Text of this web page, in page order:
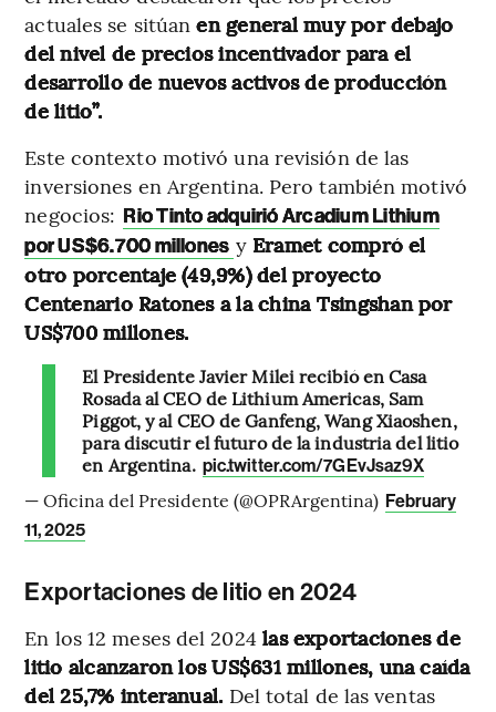
actuales se sitúan en general muy por debajo
del nivel de precios incentivador para el
desarrollo de nuevos activos de producción
de litio”.
Este contexto motivó una revisión de las
inversiones en Argentina. Pero también motivó
negocios: Rio Tinto adquirió Arcadium Lithium
por US$6.700 millones y Eramet compró el
otro porcentaje (49,9%) del proyecto
Centenario Ratones a la china Tsingshan por
US$700 millones.
El Presidente Javier Milei recibió en Casa
Rosada al CEO de Lithium Americas, Sam
Piggot, y al CEO de Ganfeng, Wang Xiaoshen,
para discutir el futuro de la industria del litio
en Argentina. pic.twitter.com/7GEvJsaz9X
— Oficina del Presidente (@OPRArgentina) February
11, 2025
Exportaciones de litio en 2024
En los 12 meses del 2024las exportaciones de
litio alcanzaron los US$631 millones, una caída
del 25,7% interanual. Del total de las ventas